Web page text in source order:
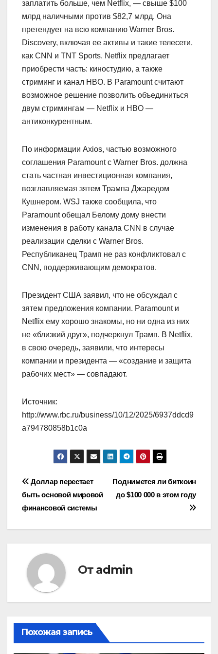
заплатить больше, чем Netflix, — свыше $100
млрд наличными против $82,7 млрд. Она
претендует на всю компанию Warner Bros.
Discovery, включая ее активы и такие телесети,
как CNN и TNT Sports. Netflix предлагает
приобрести часть: киностудию, а также
стриминг и канал HBO. В Paramount считают
возможное решение позволить объединиться
двум стримингам — Netflix и HBO —
антиконкурентным.
По информации Axios, частью возможного
соглашения Paramount c Warner Bros. должна
стать частная инвестиционная компания,
возглавляемая зятем Трампа Джаредом
Кушнером. WSJ также сообщила, что
Paramount обещал Белому дому внести
изменения в работу канала CNN в случае
реализации сделки с Warner Bros.
Республиканец Трамп не раз конфликтовал с
CNN, поддерживающим демократов.
Президент США заявил, что не обсуждал с
зятем предложения компании. Paramount и
Netflix ему хорошо знакомы, но ни одна из них
не «близкий друг», подчеркнул Трамп. В Netflix,
в свою очередь, заявили, что интересы
компании и президента — «создание и защита
рабочих мест» — совпадают.
Источник:
http://www.rbc.ru/business/10/12/2025/6937ddcd9
a794780858b1c0a
Навигация
по
записям
Поднимется ли биткоин
до $100 000 в этом году
Доллар перестает
быть основой мировой
финансовой системы
От admin
Похожая запись